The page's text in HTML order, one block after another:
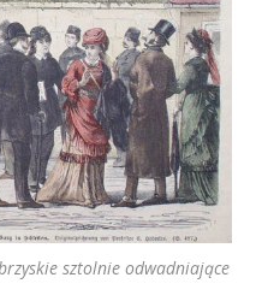
sztolnie odwadniające